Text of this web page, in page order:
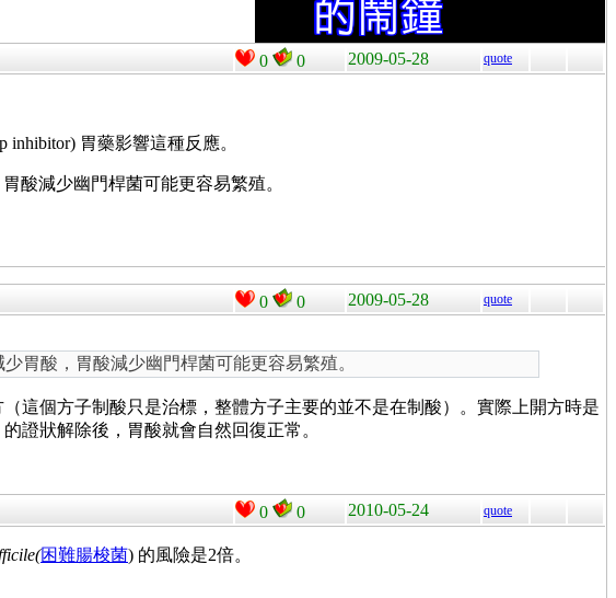
0 0 2009-05-28 quote
胃藥影響這種反應。
酸減少幽門桿菌可能更容易繁殖。
0 0 2009-05-28 quote
胃酸，胃酸減少幽門桿菌可能更容易繁殖。
這個方子制酸只是治標，整體方子主要的並不是在制酸）。實際上開方時是
證狀解除後，胃酸就會自然回復正常。
0 0 2010-05-24 quote
困難腸梭菌) 的風險是2倍。